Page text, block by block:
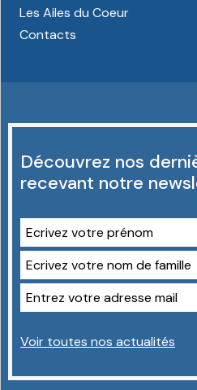
Les Ailes du Coeur
Contacts
Découvrez nos
recevant notre
Voir toutes nos actualités